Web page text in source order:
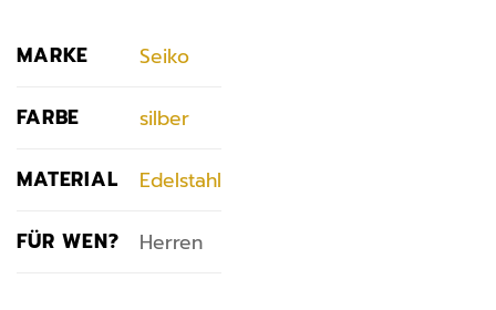
MARKE Seiko
FARBE silber
MATERIAL Edelstahl
FÜR WEN? Herren